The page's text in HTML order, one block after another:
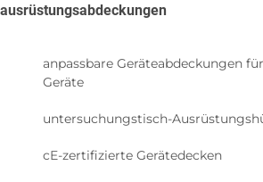
ausrüstungsabdeckungen
anpassbare Geräteabdeckungen
Geräte
untersuchungstisch-
cE-zertifizierte Gerätedecken